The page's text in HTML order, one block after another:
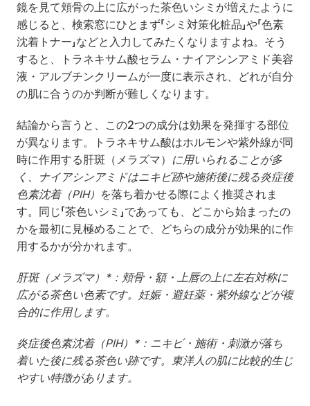
鏡を見て頬骨の上に広がった茶色いシミが増えたように
感じると、検索窓にひとまず「シミ対策化粧品」や「色素
沈着トナー」などと入力してみたくなりますよね。そう
すると、トラネキサム酸セラム・ナイアシンアミド美容
液・アルブチンクリームが一度に表示され、どれが自分
の肌に合うのか判断が難しくなります。
結論から言うと、この2つの成分は効果を発揮する部位
が異なります。トラネキサム酸はホルモンや紫外線が同
時に作用する肝斑（メラズマ）
に用いられることが多
く、ナイアシンアミドはニキビ跡や施術後に残る炎症後
色素沈着（PIH） を落ち着かせる際によく推奨されま
す。同じ「茶色いシミ」であっても、どこから始まったの
かを最初に見極めることで、どちらの成分が効果的に作
用するかが分かれます。
肝斑（メラズマ）*：頬骨・額・上唇の上に左右対称に
広がる茶色い色素です。妊娠・避妊薬・紫外線などが複
合的に作用します。
炎症後色素沈着（PIH）*：ニキビ・施術・刺激が落ち
着いた後に残る茶色い跡です。東洋人の肌に比較的生じ
やすい特徴があります。